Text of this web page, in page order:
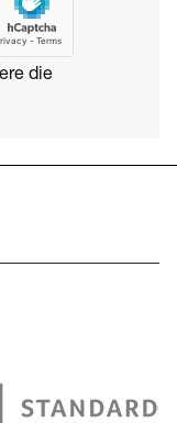
die